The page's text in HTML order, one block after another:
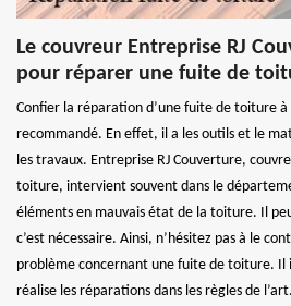
Le couvreur Entreprise RJ
pour réparer une fuite de
Confier la réparation d’une fuite de toiture à
recommandé. En effet, il a les outils et le
les travaux. Entreprise RJ Couverture,
toiture, intervient souvent dans le
éléments en mauvais état de la toiture. Il
c’est nécessaire. Ainsi, n’hésitez pas à le
problème concernant une fuite de toiture.
réalise les réparations dans les règles de l’art.